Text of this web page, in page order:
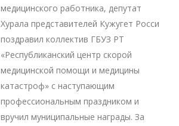
медицинского работника, депутат
Хурала представителей Кужугет Росси
поздравил коллектив ГБУЗ РТ
«Республиканский центр скорой
медицинской помощи и медицины
катастроф» с наступающим
профессиональным праздником и
вручил муниципальные награды. За